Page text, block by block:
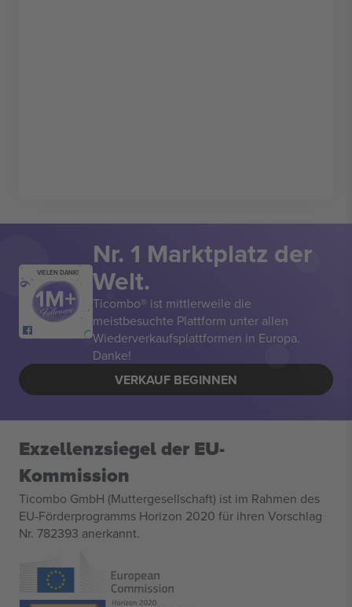
VIELEN DANK!
Nr. 1 Marktplatz der
Welt.
Ticombo® ist mittlerweile die
meistbesuchte Plattform unter allen
Wiederverkaufsplattformen in Europa.
Danke!
VERKAUF BEGINNEN
Exzellenzsiegel der EU-
Kommission
Ticombo GmbH (Muttergesellschaft) ist im Rahmen des
EU-Förderprogramms Horizon 2020 für ihren Vorschlag
Nr. 782393 anerkannt.